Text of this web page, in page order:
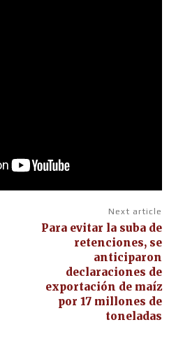
Next article
Para evitar la suba de
retenciones, se
anticiparon
declaraciones de
exportación de maíz
por 17 millones de
toneladas